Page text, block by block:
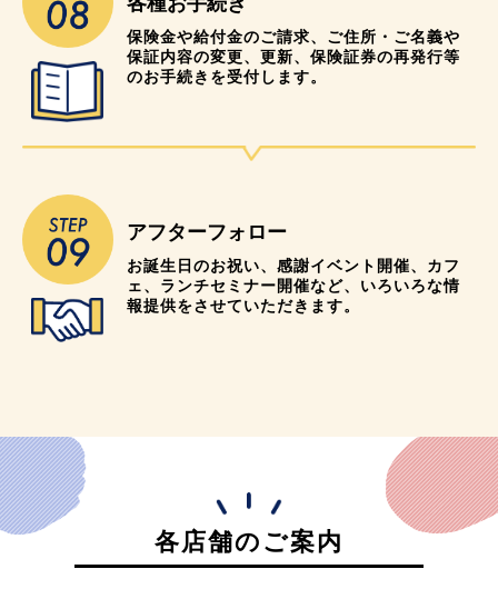
保険金や給付金のご請求、ご住所・ご名義や
保証内容の変更、更新、保険証券の再発行等
のお手続きを受付します。
アフターフォロー
お誕生日のお祝い、感謝イベント開催、カフ
ェ、ランチセミナー開催など、いろいろな情
報提供をさせていただきます。
各店舗のご案内